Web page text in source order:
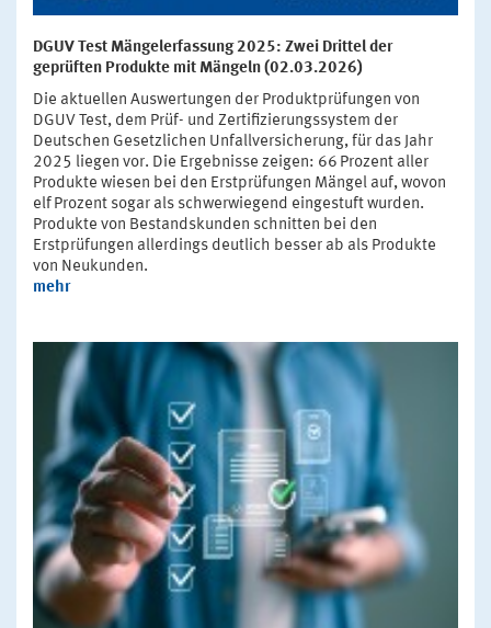
DGUV Test Mängelerfassung 2025: Zwei Drittel der
geprüften Produkte mit Mängeln (02.03.2026)
Die aktuellen Auswertungen der Produktprüfungen von
DGUV Test, dem Prüf- und Zertifizierungssystem der
Deutschen Gesetzlichen Unfallversicherung, für das Jahr
2025 liegen vor. Die Ergebnisse zeigen: 66 Prozent aller
Produkte wiesen bei den Erstprüfungen Mängel auf, wovon
elf Prozent sogar als schwerwiegend eingestuft wurden.
Produkte von Bestandskunden schnitten bei den
Erstprüfungen allerdings deutlich besser ab als Produkte
von Neukunden.
mehr